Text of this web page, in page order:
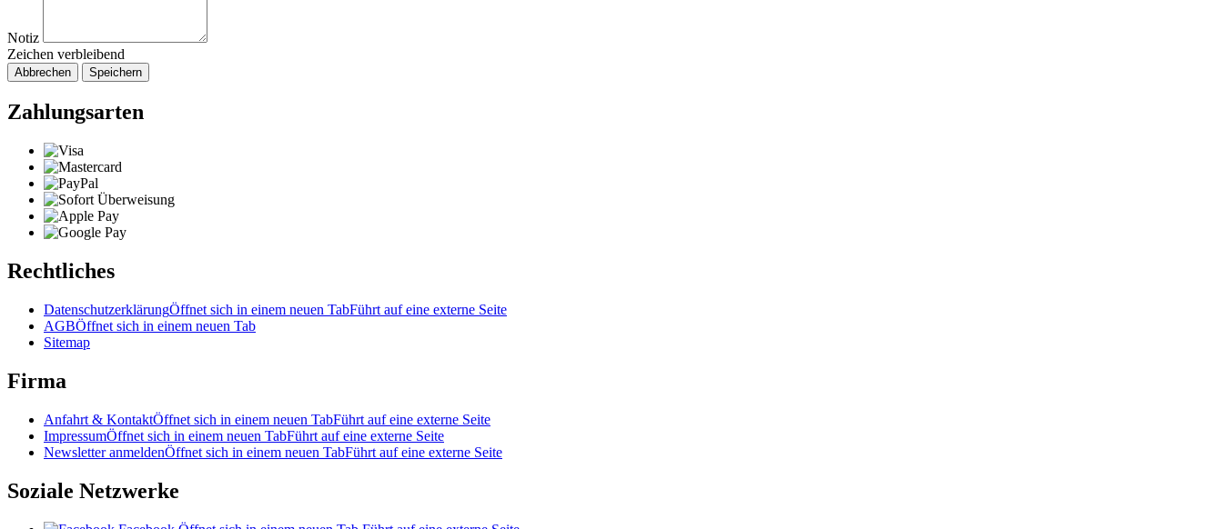
Notiz
Zeichen verbleibend
Abbrechen Speichern
Zahlungsarten
Rechtliches
DatenschutzerklärungÖffnet sich in einem neuen TabFührt auf eine externe Seite
AGBÖffnet sich in einem neuen Tab
Sitemap
Firma
Anfahrt & KontaktÖffnet sich in einem neuen TabFührt auf eine externe Seite
ImpressumÖffnet sich in einem neuen TabFührt auf eine externe Seite
Newsletter anmeldenÖffnet sich in einem neuen TabFührt auf eine externe Seite
Soziale Netzwerke